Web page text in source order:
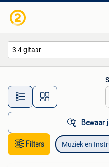
Alle
Bewaar
Filters Muziek en